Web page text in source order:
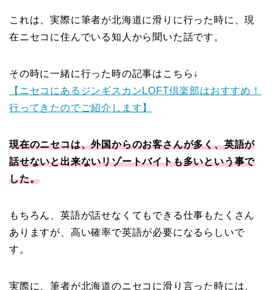
これは、実際に筆者が北海道に滑りに行った時に、現
在ニセコに住んでいる知人から聞いた話です。
その時に一緒に行った時の記事はこちら↓
【ニセコにあるジンギスカンLOFT倶楽部はおすすめ！
行ってきたのでご紹介します】
現在のニセコは、外国からのお客さんが多く、英語が
話せないと出来ないリゾートバイトも多いという事で
した。
もちろん、英語が話せなくてもできる仕事もたくさん
ありますが、高い確率で英語が必要になるらしいで
す。
実際に、筆者が北海道のニセコに滑り言った時には、